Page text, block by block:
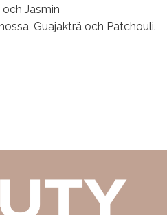
Jasmin
Guajakträ och Patchouli.